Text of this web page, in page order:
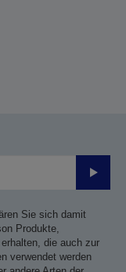
Sie sich damit
Produkte,
die auch zur
verwendet werden